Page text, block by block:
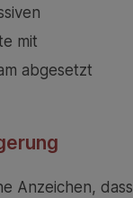
mit
abgesetzt
Anzeichen, dass